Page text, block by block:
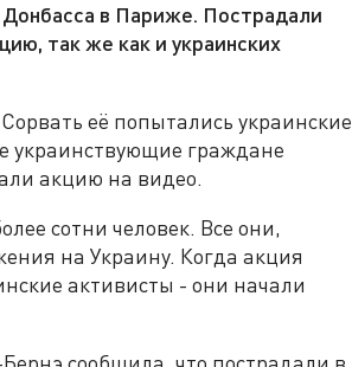
в Париже. Пострадали
так же как и украинских
её попытались украинские
украинствующие граждане
акцию на видео.
сотни человек. Все они,
на Украину. Когда акция
активисты - они начали